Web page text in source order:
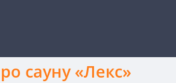
сауну «Лекс»